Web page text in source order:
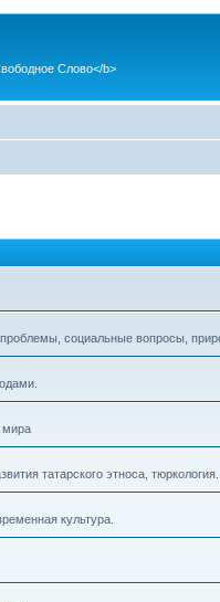
Слово</b>
социальные вопросы,
мира
татарского этноса, тюркология.
культура.